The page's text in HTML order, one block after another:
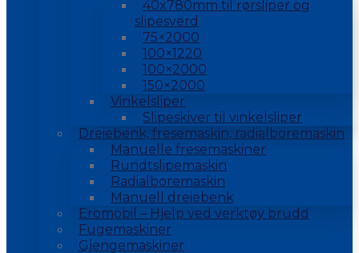
40x780mm til rørsliper og
slipesverd
75×2000
100×1220
100×2000
150×2000
Vinkelsliper
Slipeskiver til vinkelsliper
Dreiebenk, fresemaskin, radialboremaskin
Manuelle fresemaskiner
Rundtslipemaskin
Radialboremaskin
Manuell dreiebenk
Eromobil – Hjelp ved verktøy brudd
Fugemaskiner
Gjengemaskiner